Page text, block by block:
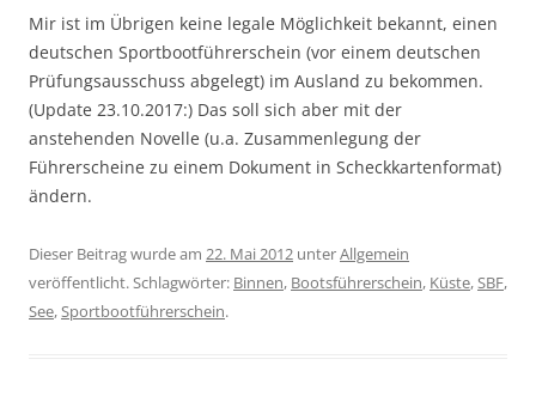
Mir ist im Übrigen keine legale Möglichkeit bekannt, einen
deutschen Sportbootführerschein (vor einem deutschen
Prüfungsausschuss abgelegt) im Ausland zu bekommen.
(Update 23.10.2017:) Das soll sich aber mit der
anstehenden Novelle (u.a. Zusammenlegung der
Führerscheine zu einem Dokument in Scheckkartenformat)
ändern.
Dieser Beitrag wurde am 22. Mai 2012 unterAllgemein
veröffentlicht. Schlagwörter: Binnen, Bootsführerschein, Küste,SBF,
See,Sportbootführerschein.